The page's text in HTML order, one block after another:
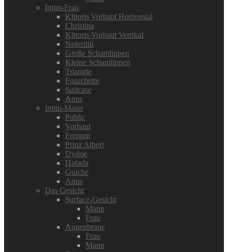
Intim-Frau
Klitoris Vorhaut Horizontal
Christina
Klitoris Vorhaut Vertikal
Neferititi
Große Schamlippen
Kleine Schamlippen
Triangle
Fourchette
Suitcase
Anus
Intim-Mann
Public
Vorhaut
Frenum
Prinz Albert
Dydoe
Hafada
Guiche
Anus
Das Gesicht
Surface-Gesicht
Mann
Frau
Augenbraue
Frau
Mann